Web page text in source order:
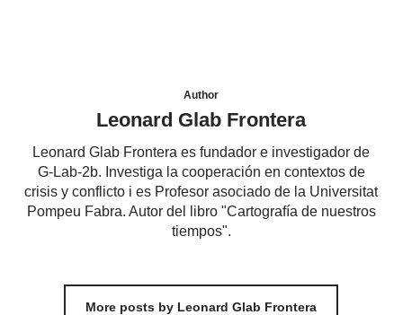
Author
Leonard Glab Frontera
Leonard Glab Frontera es fundador e investigador de
G-Lab-2b. Investiga la cooperación en contextos de
crisis y conflicto i es Profesor asociado de la Universitat
Pompeu Fabra. Autor del libro "Cartografía de nuestros
tiempos".
More posts by Leonard Glab Frontera